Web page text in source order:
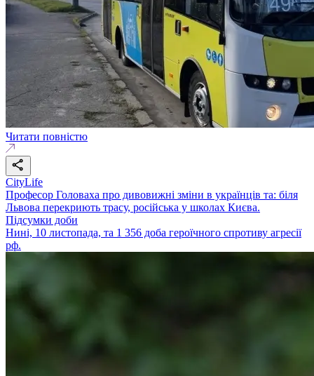
Читати повністю
CityLife
Професор Головаха про дивовижні зміни в українців та: біля
Львова перекриють трасу, російська у школах Києва.
Підсумки доби
Нині, 10 листопада, та 1 356 доба героїчного спротиву агресії
рф.